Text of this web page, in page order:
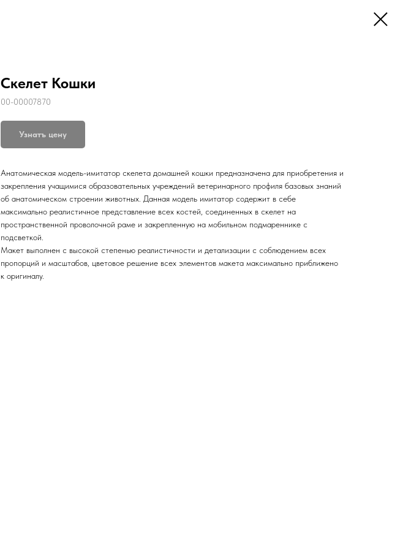
Скелет Кошки
00-00007870
Узнатъ цену
Анатомическая модель-имитатор скелета домашней кошки предназначена для приобретения и
закрепления учащимися образовательных учреждений ветеринарного профиля базовых знаний
об анатомическом строении животных. Данная модель имитатор содержит в себе
максимально реалистичное представление всех костей, соединенных в скелет на
пространственной проволочной раме и закрепленную на мобильном подмареннике с
подсветкой.
Макет выполнен с высокой степенью реалистичности и детализации с соблюдением всех
пропорций и масштабов, цветовое решение всех элементов макета максимально приближено
к оригиналу.